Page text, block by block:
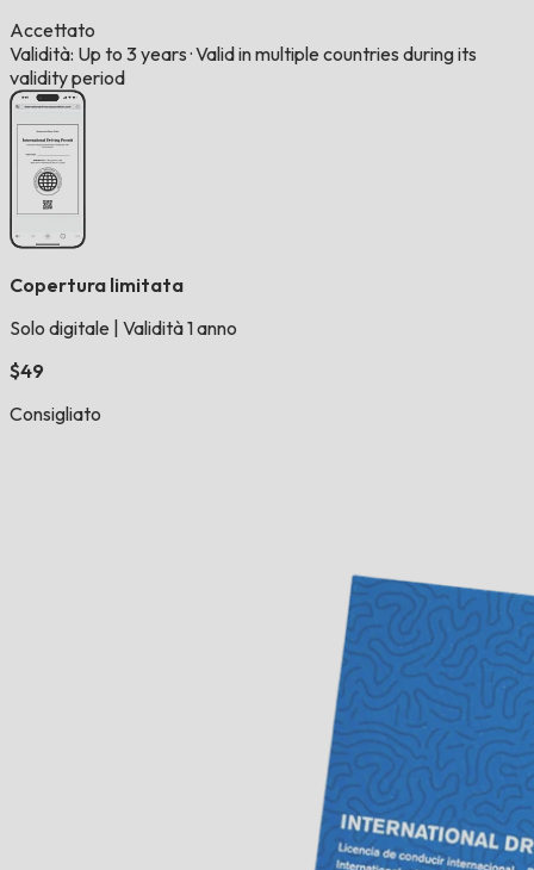
Accettato
Validità: Up to 3 years ·Valid in multiple countries during its
validity period
Copertura limitata
Solo digitale Validità 1 anno
$49
Consigliato